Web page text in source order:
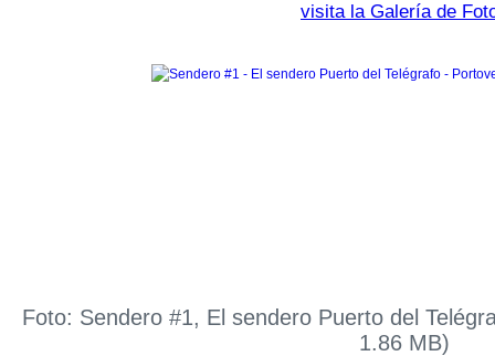
visita la Galería de
Foto: Sendero #1, El sendero Puerto del
1.86 MB)